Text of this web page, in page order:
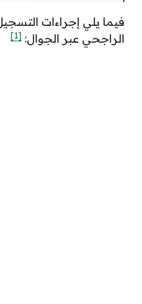
فيما يلي إجراءات
الراجحي عبر الجوال: [1]